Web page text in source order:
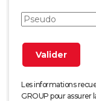
Les informations
GROUP pour assurer